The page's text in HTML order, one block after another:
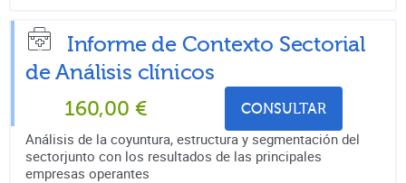
Informe de Contexto Sectorial
de Análisis clínicos
160,00 € CONSULTAR
Análisis de la coyuntura, estructura y segmentación del
sectorjunto con los resultados de las principales
empresas operantes